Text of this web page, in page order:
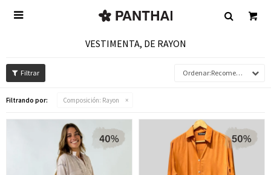

VESTIMENTA, DE RAYON
Recomendados
Filtrando por: Composición: Rayon